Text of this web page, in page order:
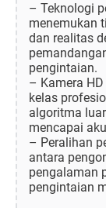
– Teknologi
menemukan
dan realitas
pengintaian.
– Kamera
kelas
algoritma
mencapai
– Peralihan
antara
pengalaman
pengintaian